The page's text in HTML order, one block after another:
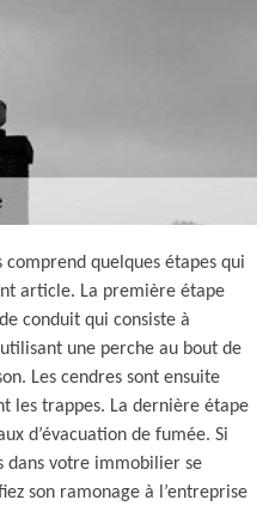
comprend quelques étapes qui
article. La première étape
conduit qui consiste à
une perche au bout de
Les cendres sont ensuite
les trappes. La dernière étape
d’évacuation de fumée. Si
dans votre immobilier se
son ramonage à l’entreprise